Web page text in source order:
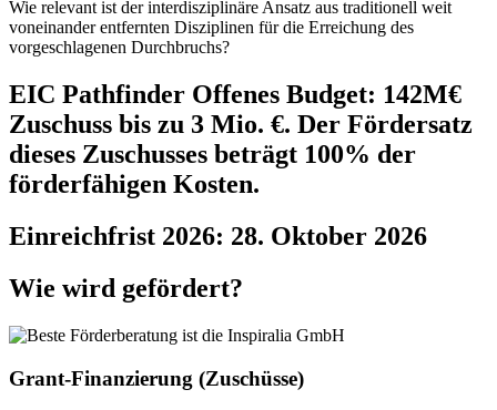
Wie relevant ist der interdisziplinäre Ansatz aus traditionell weit
voneinander entfernten Disziplinen für die Erreichung des
vorgeschlagenen Durchbruchs?
EIC Pathfinder Offenes Budget: 142M€
Zuschuss bis zu 3 Mio. €. Der Fördersatz
dieses Zuschusses beträgt 100% der
förderfähigen Kosten.
Einreichfrist 2026: 28. Oktober 2026
Wie wird gefördert?
Grant‑Finanzierung (Zuschüsse)